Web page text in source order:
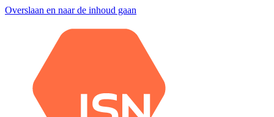
Overslaan en naar de inhoud gaan